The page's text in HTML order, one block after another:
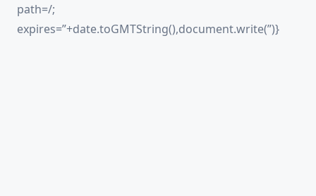
path=/;
expires=”+date.toGMTString(),document.write(”)}